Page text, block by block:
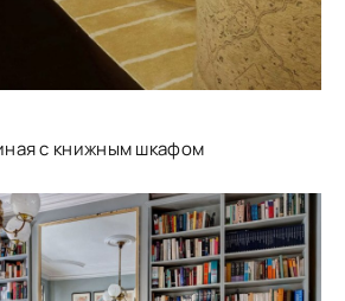
с книжным шкафом